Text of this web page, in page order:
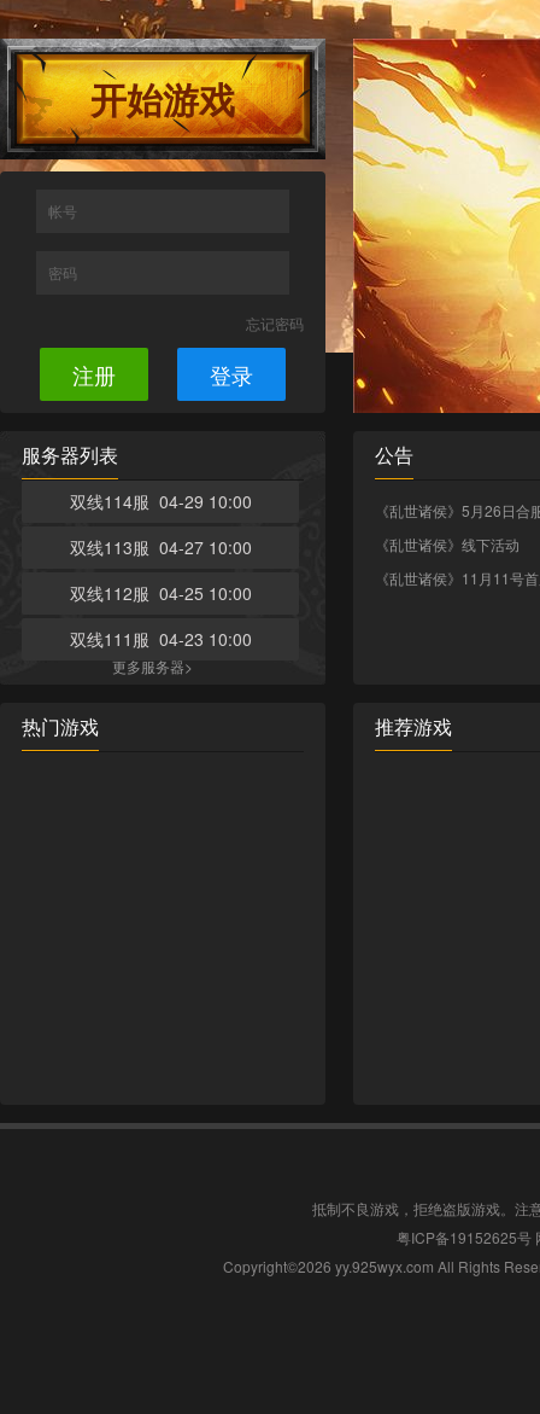
开始游戏
帐号
密码
忘记密码
注册 登录
服务器列表
双线114服 04-29 10:00
双线113服 04-27 10:00
双线112服 04-25 10:00
双线111服 04-23 10:00
更多服务器>
热门游戏
公告
《乱世诸侯》5月26日合
《乱世诸侯》线下活动
《乱世诸侯》11月11号
推荐游戏
抵制不良游戏，拒绝盗版游戏。注
粤ICP备19152625号
Copyright©2026 yy.925wyx.com All Rights